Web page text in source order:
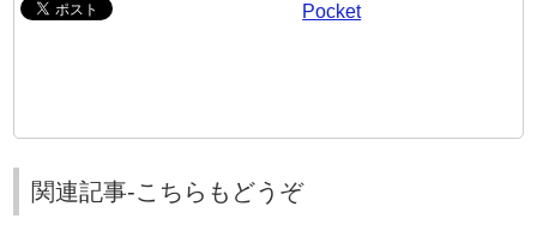
Pocket
関連記事-こちらもどうぞ